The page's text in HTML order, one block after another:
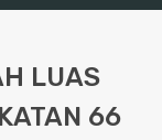
LUAS
66